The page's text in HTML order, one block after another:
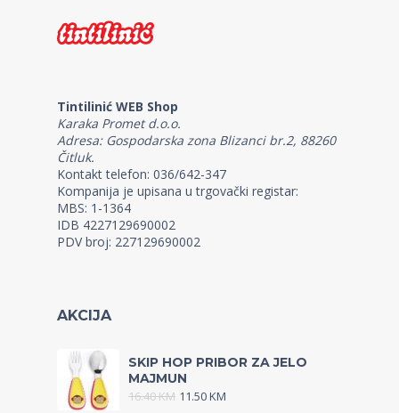
Tintilinić WEB Shop
Karaka Promet d.o.o.
Adresa: Gospodarska zona Blizanci br.2, 88260
Čitluk.
Kontakt telefon: 036/642-347
Kompanija je upisana u trgovački registar:
MBS: 1-1364
IDB 4227129690002
PDV broj: 227129690002
AKCIJA
SKIP HOP PRIBOR ZA JELO
MAJMUN
16.40KM 11.50KM